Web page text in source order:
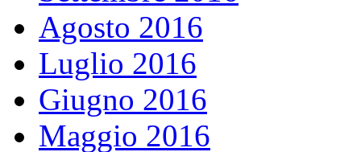
Agosto 2016
Luglio 2016
Giugno 2016
Maggio 2016